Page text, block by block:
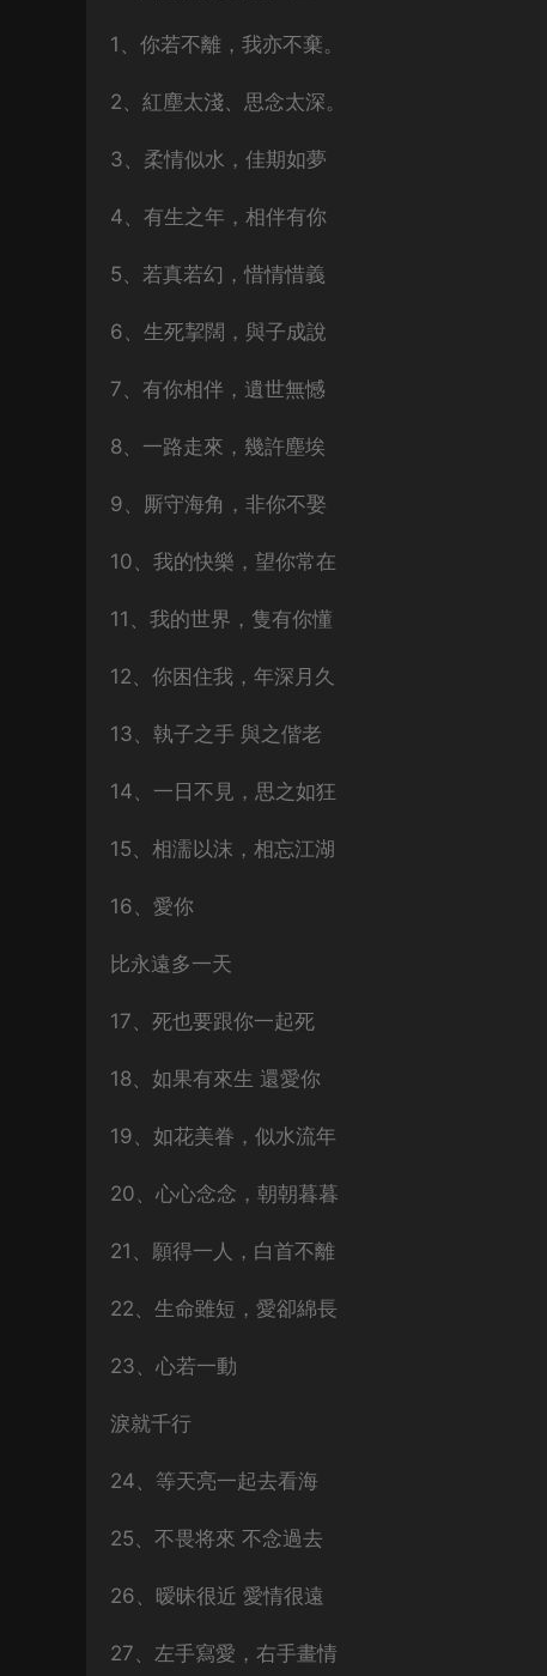
1、你若不離，我亦不棄。
2、紅塵太淺、思念太深。
3、柔情似水，佳期如夢
4、有生之年，相伴有你
5、若真若幻，惜情惜義
6、生死挈闊，與子成說
7、有你相伴，遺世無憾
8、一路走來，幾許塵埃
9、厮守海角，非你不娶
10、我的快樂，望你常在
11、我的世界，隻有你懂
12、你困住我，年深月久
13、執子之手 與之偕老
14、一日不見，思之如狂
15、相濡以沫，相忘江湖
16、愛你
比永遠多一天
17、死也要跟你一起死
18、如果有來生 還愛你
19、如花美眷，似水流年
20、心心念念，朝朝暮暮
21、願得一人，白首不離
22、生命雖短，愛卻綿長
23、心若一動
淚就千行
24、等天亮一起去看海
25、不畏将來 不念過去
26、暧昧很近 愛情很遠
27、左手寫愛，右手畫情